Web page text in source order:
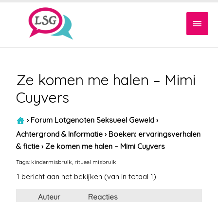
Ze komen me halen – Mimi
Cuyvers
› Forum Lotgenoten Seksueel Geweld ›
Achtergrond & Informatie › Boeken: ervaringsverhalen
& fictie › Ze komen me halen – Mimi Cuyvers
Tags: kindermisbruik ritueel misbruik
1 bericht aan het bekijken (van in totaal 1)
Auteur
Reacties